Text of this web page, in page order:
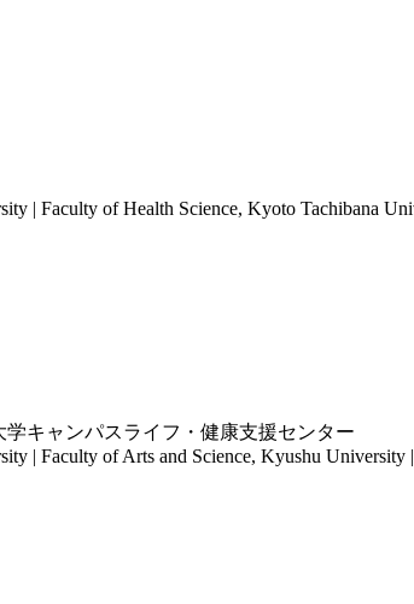
| Faculty of Health Science, Kyoto Tachibana
キャンパスライフ・健康支援センター
| Faculty of Arts and Science, Kyushu